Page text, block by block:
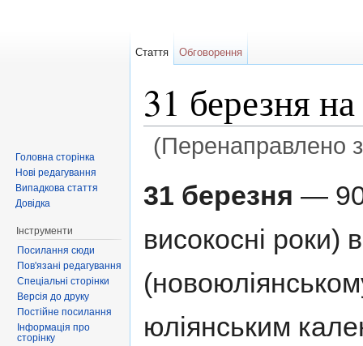
31 березня
(Перенаправлено
31 березня —
високосні роки)
юліянським
Стаття Обговорення
Головна сторінка
Нові редагування
Випадкова стаття
Довідка
Інструменти
Посилання сюди
Пов'язані редагування
Спеціальні сторінки
Версія до друку
Постійне посилання
Інформація про
сторінку